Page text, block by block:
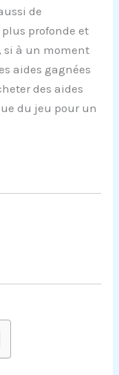
de
profonde et
si à un moment
aides gagnées
des aides
du jeu pour un